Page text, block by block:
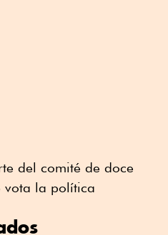
del comité de doce
vota la política